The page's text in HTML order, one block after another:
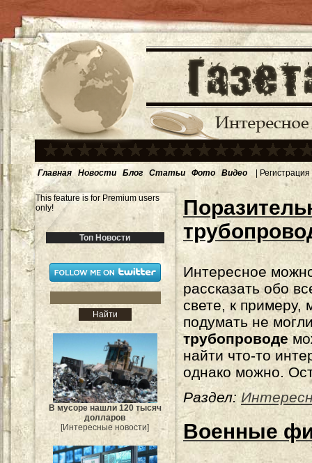
Главная Новости Блог Статьи Фото Видео | Регистрация
This feature is for Premium users
only!
Топ Новости
В мусоре нашли 120 тысяч
долларов
[Интересные новости]
Интересное
рассказать обо
свете, к примеру,
подумать не
трубопроводе
найти что-то
однако можно.
Раздел:
Военные